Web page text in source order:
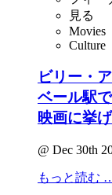
見る
Movies
Culture
ビリー・
ベール駅
映画に挙
@ Dec 30th
もっと読む